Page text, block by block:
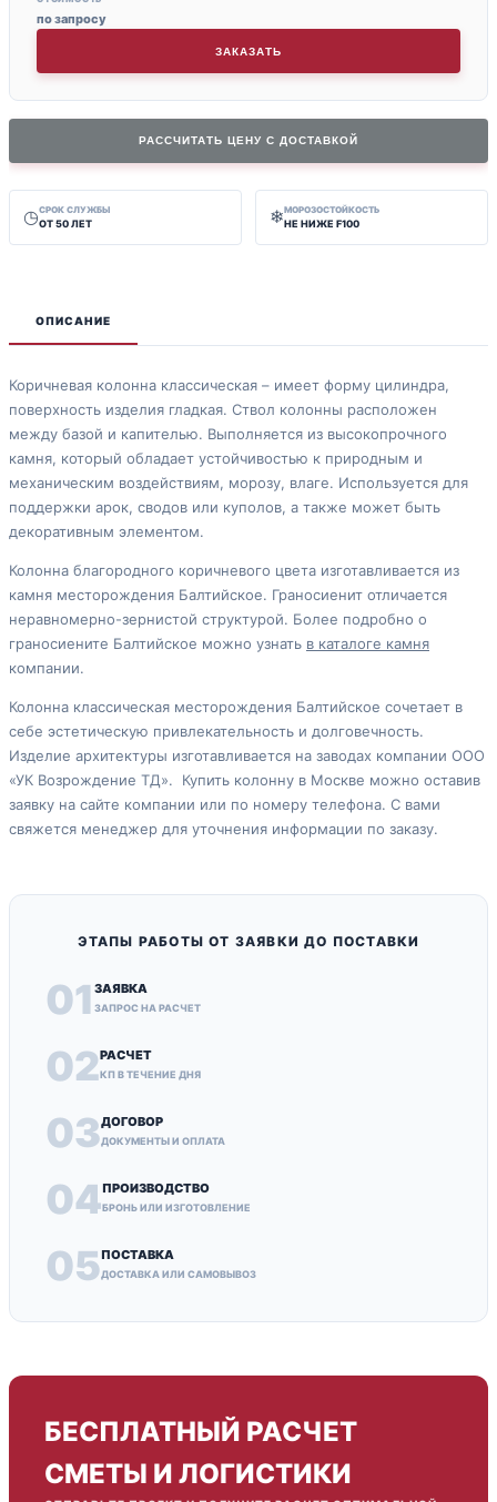
по запросу
ЗАКАЗАТЬ
РАССЧИТАТЬ ЦЕНУ С ДОСТАВКОЙ
◷СРОК СЛУЖБЫ
ОТ 50 ЛЕТ ❄МОРОЗОСТОЙКОСТЬ
НЕ НИЖЕ F100
ОПИСАНИЕ
Коричневая колонна классическая – имеет форму цилиндра,
поверхность изделия гладкая. Ствол колонны расположен
между базой и капителью. Выполняется из высокопрочного
камня, который обладает устойчивостью к природным и
механическим воздействиям, морозу, влаге. Используется для
поддержки арок, сводов или куполов, а также может быть
декоративным элементом.
Колонна благородного коричневого цвета изготавливается из
камня месторождения Балтийское. Граносиенит отличается
неравномерно-зернистой структурой. Более подробно о
граносиените Балтийское можно узнать в каталоге камня
компании.
Колонна классическая месторождения Балтийское сочетает в
себе эстетическую привлекательность и долговечность.
Изделие архитектуры изготавливается на заводах компании ООО
«УК Возрождение ТД». Купить колонну в Москве можно оставив
заявку на сайте компании или по номеру телефона. С вами
свяжется менеджер для уточнения информации по заказу.
ЭТАПЫ РАБОТЫ ОТ ЗАЯВКИ ДО ПОСТАВКИ
01 ЗАЯВКА
ЗАПРОС НА РАСЧЕТ
02РАСЧЕТ
КП В ТЕЧЕНИЕ ДНЯ
03ДОГОВОР
ДОКУМЕНТЫ И ОПЛАТА
04ПРОИЗВОДСТВО
БРОНЬ ИЛИ ИЗГОТОВЛЕНИЕ
05ПОСТАВКА
ДОСТАВКА ИЛИ САМОВЫВОЗ
БЕСПЛАТНЫЙ РАСЧЕТ
СМЕТЫ И ЛОГИСТИКИ